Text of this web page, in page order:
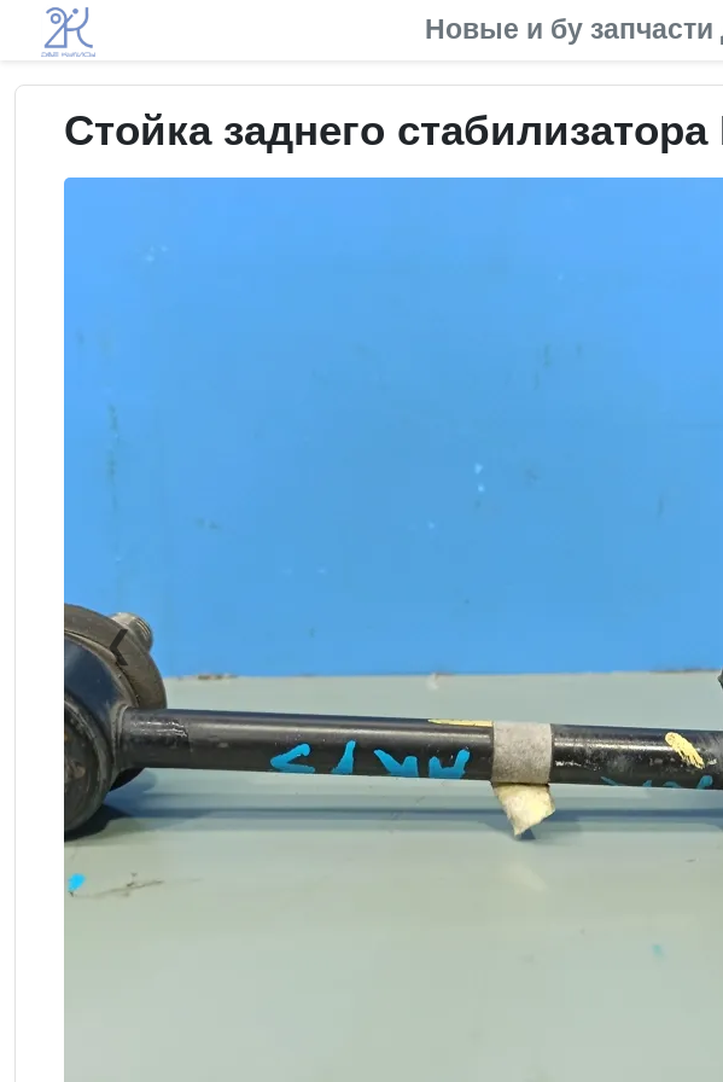
Новые и бу
Стойка заднего
❮Previous